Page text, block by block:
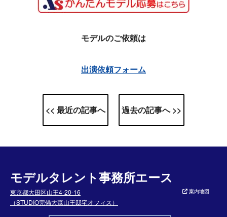
モデルのご依頼は
出演依頼フォーム
<< 最近の記事へ 過去の記事へ >>
モデルタレント事務所エース
東京都大田区山王4-20-16
（STUDIO完備大森山王邸宅オフィス）
案内地図